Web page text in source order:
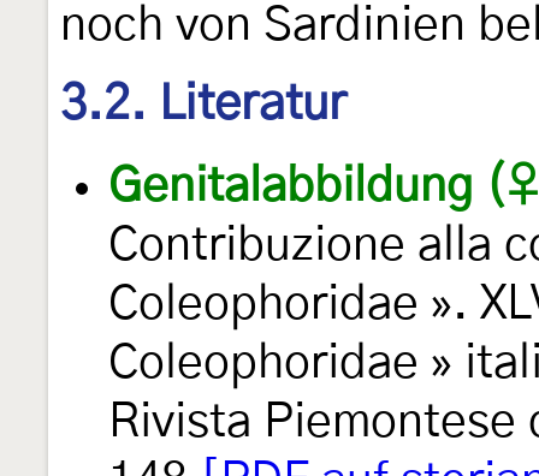
noch von Sardinien
3.2. Literatur
Genitalabbildung
Contribuzione alla
Coleophoridae ».
Coleophoridae »
Rivista